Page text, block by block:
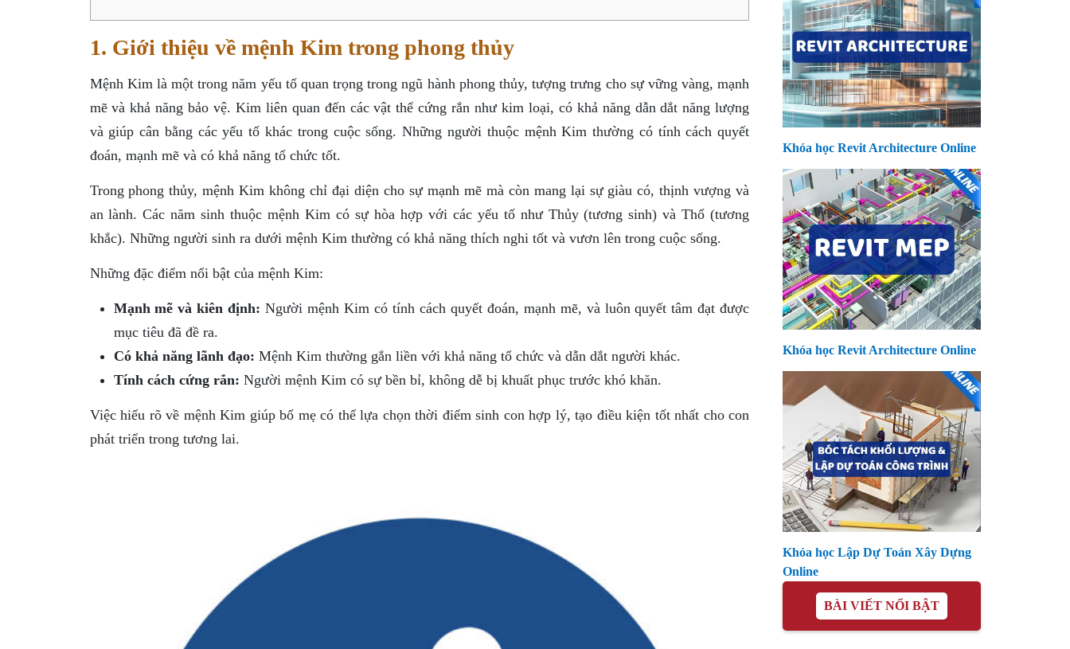
1. Giới thiệu về mệnh Kim trong phong thủy
Mệnh Kim là một trong năm yếu tố quan trọng trong ngũ hành phong thủy, tượng trưng cho sự vững vàng, mạnh
mẽ và khả năng bảo vệ. Kim liên quan đến các vật thể cứng rắn như kim loại, có khả năng dẫn dắt năng lượng
và giúp cân bằng các yếu tố khác trong cuộc sống. Những người thuộc mệnh Kim thường có tính cách quyết
đoán, mạnh mẽ và có khả năng tổ chức tốt.
Trong phong thủy, mệnh Kim không chỉ đại diện cho sự mạnh mẽ mà còn mang lại sự giàu có, thịnh vượng và
an lành. Các năm sinh thuộc mệnh Kim có sự hòa hợp với các yếu tố như Thủy (tương sinh) và Thổ (tương
khắc). Những người sinh ra dưới mệnh Kim thường có khả năng thích nghi tốt và vươn lên trong cuộc sống.
Những đặc điểm nổi bật của mệnh Kim:
Mạnh mẽ và kiên định: Người mệnh Kim có tính cách quyết đoán, mạnh mẽ, và luôn quyết tâm đạt được
mục tiêu đã đề ra.
Có khả năng lãnh đạo: Mệnh Kim thường gắn liền với khả năng tổ chức và dẫn dắt người khác.
Tính cách cứng rắn: Người mệnh Kim có sự bền bỉ, không dễ bị khuất phục trước khó khăn.
Việc hiểu rõ về mệnh Kim giúp bố mẹ có thể lựa chọn thời điểm sinh con hợp lý, tạo điều kiện tốt nhất cho con
phát triển trong tương lai.
Khóa học Revit Architecture Online
Khóa học Revit Architecture Online
Khóa học Lập Dự Toán Xây Dựng
Online
BÀI VIẾT NỔI BẬT